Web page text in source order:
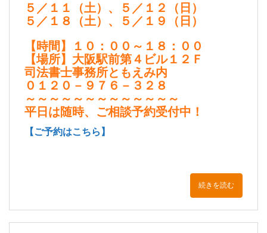
５／１１（土）、５／１２（日）
５／１８（土）、５／１９（日）
【時間】１０：００～１８：００
【場所】大阪駅前第４ビル１２Ｆ
司法書士事務所ともえみ内
０１２０－９７６－３２８
～～～～～～～～～～～～～
平日は随時、ご相談予約受付中！
【ご予約はこちら】
続きを読む